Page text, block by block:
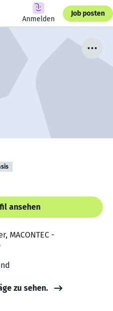
Anmelden
Job posten
ansehen
MACONTEC -
zu sehen.